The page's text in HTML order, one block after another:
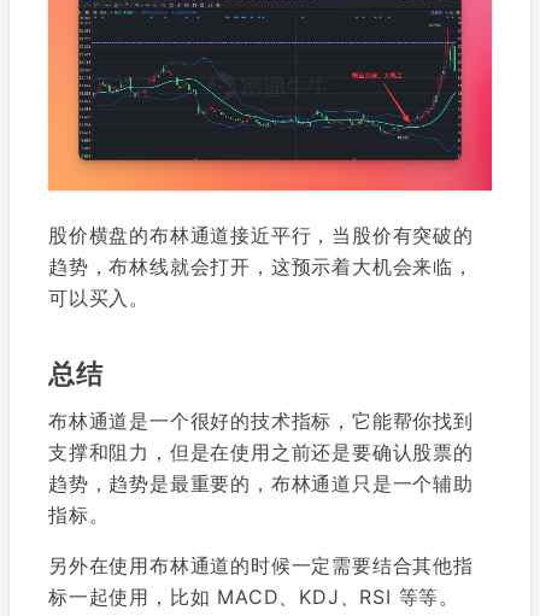
股价横盘的布林通道接近平行，当股价有突破的
趋势，布林线就会打开，这预示着大机会来临，
可以买入。
总结
布林通道是一个很好的技术指标，它能帮你找到
支撑和阻力，但是在使用之前还是要确认股票的
趋势，趋势是最重要的，布林通道只是一个辅助
指标。
另外在使用布林通道的时候一定需要结合其他指
标一起使用，比如 MACD、KDJ、RSI 等等。